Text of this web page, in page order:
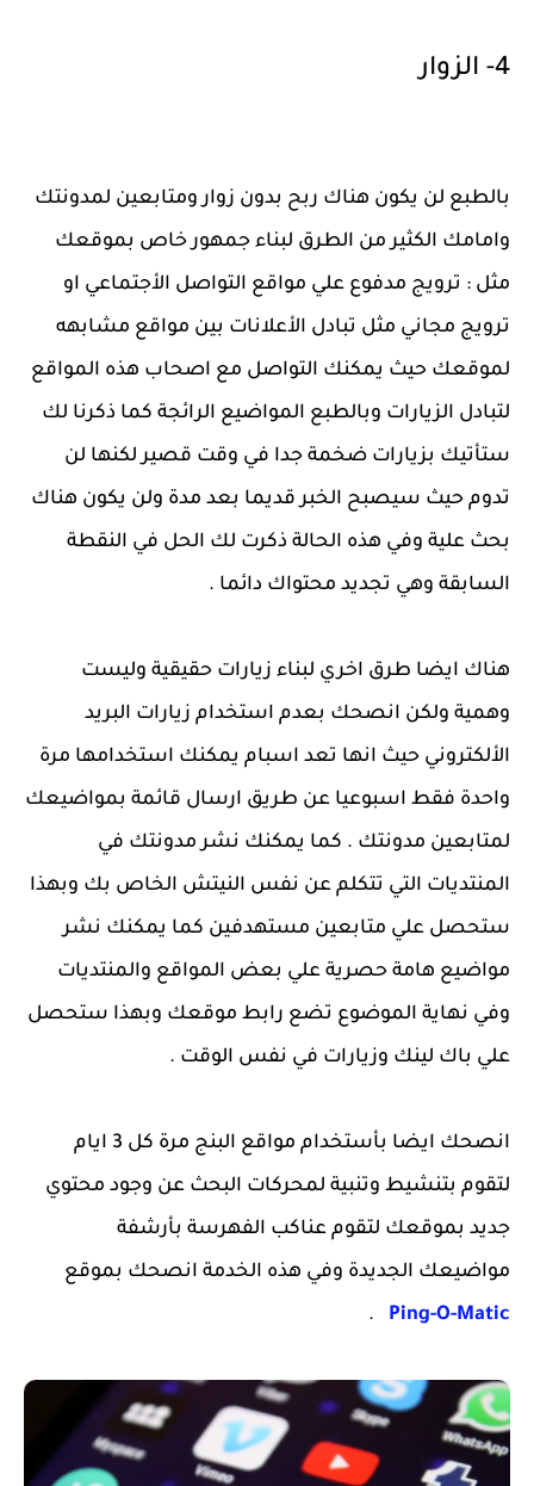
4- الزوار
بالطبع لن يكون هناك ربح بدون زوار ومتابعين لمدونتك
وامامك الكثير من الطرق لبناء جمهور خاص بموقعك
مثل : ترويج مدفوع علي مواقع التواصل الأجتماعي او
ترويج مجاني مثل تبادل الأعلانات بين مواقع مشابهه
لموقعك حيث يمكنك التواصل مع اصحاب هذه المواقع
لتبادل الزيارات وبالطبع المواضيع الرائجة كما ذكرنا لك
ستأتيك بزيارات ضخمة جدا في وقت قصير لكنها لن
تدوم حيث سيصبح الخبر قديما بعد مدة ولن يكون هناك
بحث علية وفي هذه الحالة ذكرت لك الحل في النقطة
السابقة وهي تجديد محتواك دائما .
هناك ايضا طرق اخري لبناء زيارات حقيقية وليست
وهمية ولكن انصحك بعدم استخدام زيارات البريد
الألكتروني حيث انها تعد اسبام يمكنك استخدامها مرة
واحدة فقط اسبوعيا عن طريق ارسال قائمة بمواضيعك
لمتابعين مدونتك . كما يمكنك نشر مدونتك في
المنتديات التي تتكلم عن نفس النيتش الخاص بك وبهذا
ستحصل علي متابعين مستهدفين كما يمكنك نشر
مواضيع هامة حصرية علي بعض المواقع والمنتديات
وفي نهاية الموضوع تضع رابط موقعك وبهذا ستحصل
علي باك لينك وزيارات في نفس الوقت .
انصحك ايضا بأستخدام مواقع البنج مرة كل 3 ايام
لتقوم بتنشيط وتنبية لمحركات البحث عن وجود محتوي
جديد بموقعك لتقوم عناكب الفهرسة بأرشفة
مواضيعك الجديدة وفي هذه الخدمة انصحك بموقع
Ping-O-Matic
.